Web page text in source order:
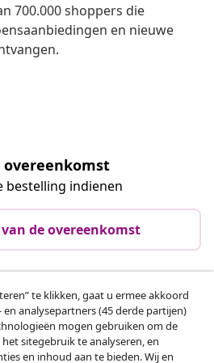
700.000 shoppers die
en nieuwe
overeenkomst
bestelling indienen
de overeenkomst
te klikken, gaat u ermee akkoord
analysepartners (45 derde partijen)
mogen gebruiken om de
sitegebruik te analyseren, en
en inhoud aan te bieden. Wij en